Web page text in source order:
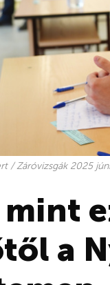
/ Záróvizsgák 2025
mint
a